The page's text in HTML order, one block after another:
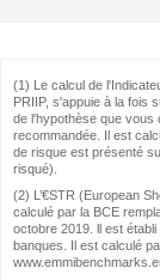
(1) Le calcul de
PRIIP, s'appuie à la fois
de l'hypothèse que vous
recommandée. Il est
de risque est présenté
risqué).
(2) L’€STR (European
calculé par la BCE
octobre 2019. ll est
banques. Il est calculé